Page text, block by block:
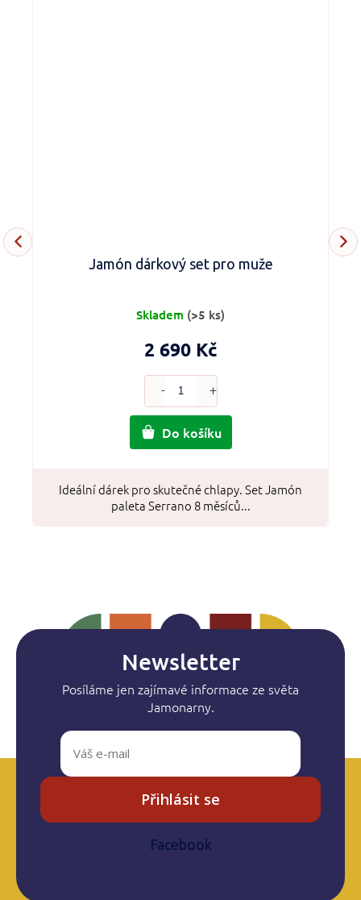
Jamón dárkový set pro muže
2 690 Kč
Do košíku
Ideální dárek pro skutečné chlapy. Set Jamón
paleta Serrano 8 měsíců...
Skladem (>5 ks)
Newsletter
Posíláme jen zajímavé informace ze světa
Jamonarny.
Přihlásit se
Facebook